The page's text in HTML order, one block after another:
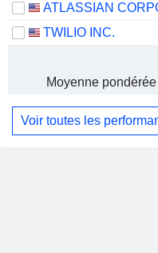
TWILIO INC.
Moyenne
Voir toutes les